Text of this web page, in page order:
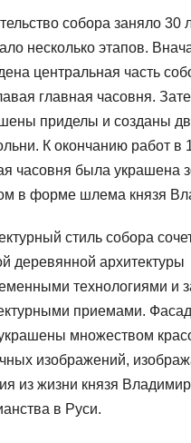
собора заняло 30
несколько этапов.
центральная часть
главная часовня.
приделы и созданы
К окончанию работ в
часовня была украшена
в форме шлема князя
стиль собора
деревянной архитектуры
технологиями и
приемами.
множеством
изображений,
из жизни князя
в Руси.